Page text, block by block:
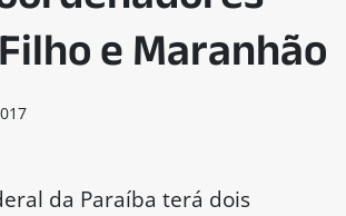
e Maranhão
da Paraíba terá dois